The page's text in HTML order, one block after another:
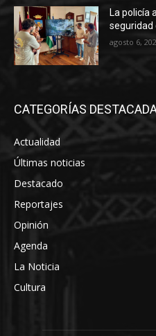
La policía
seguridad
agosto 6,
CATEGORÍAS
Actualidad
Últimas noticias
Destacado
Reportajes
Opinión
Agenda
La Noticia
Cultura